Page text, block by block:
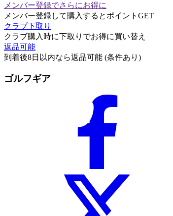
メンバー登録でさらにお得に
メンバー登録して購入するとポイントGET
クラブ下取り
クラブ購入時に下取りでお得に買い替え
返品可能
到着後8日以内なら返品可能 (条件あり)
ゴルフギア